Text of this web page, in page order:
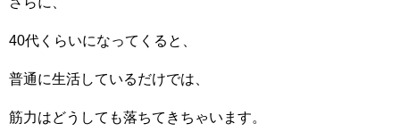
40代くらいになってくると、
普通に生活しているだけでは、
筋力はどうしても落ちてきちゃいます。